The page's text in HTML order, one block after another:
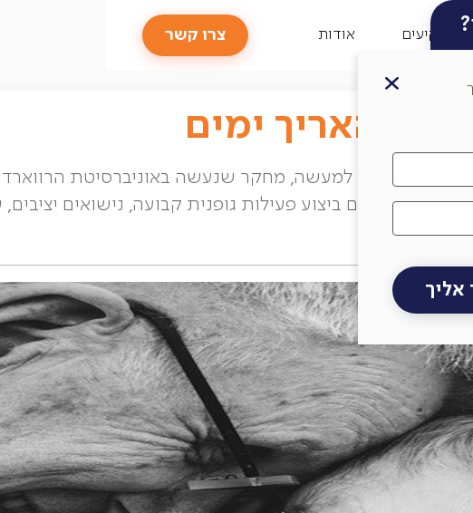
למשקיעים אודות צרו קשר
גנטי בלבד. למעשה, מחקר שנעשה באוניברסיטת
בכלל, כמו גם ביצוע פעילות גופנית קבועה, נישואים
רג